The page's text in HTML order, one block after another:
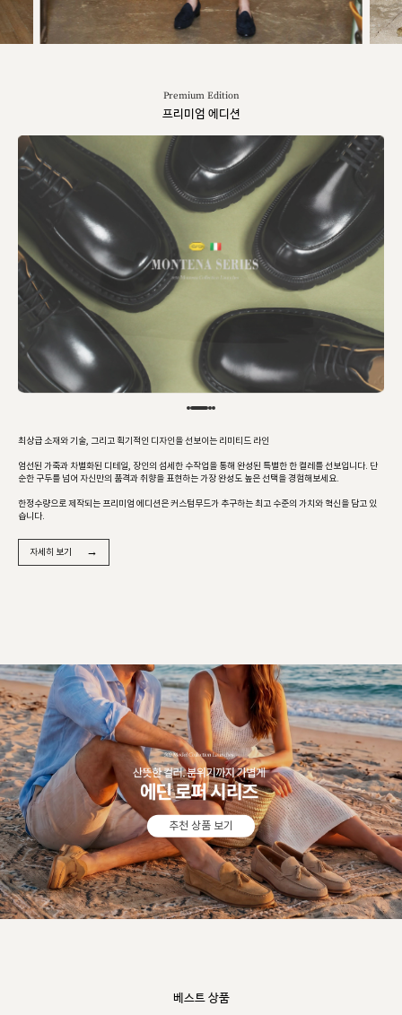
Premium Edition
프리미엄 에디션
최상급 소재와 기술, 그리고 획기적인 디자인을 선보이는 리미티드 라인
엄선된 가죽과 차별화된 디테일, 장인의 섬세한 수작업을 통해 완성된 특별한 한 켤레를 선보입니다. 단
순한 구두를 넘어 자신만의 품격과 취향을 표현하는 가장 완성도 높은 선택을 경험해보세요.
한정수량으로 제작되는 프리미엄 에디션은 커스텀무드가 추구하는 최고 수준의 가치와 혁신을 담고 있
습니다.
자세히 보기 →
추천 상품 보기
베스트 상품